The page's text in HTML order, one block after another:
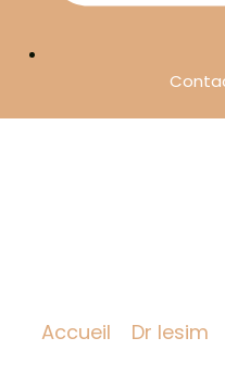
Accueil Dr lesim